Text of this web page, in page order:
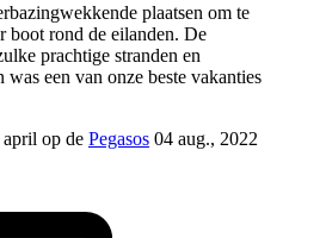
plaatsen om te
boot rond de eilanden. De
prachtige stranden en
was een van onze beste vakanties
op de Pegasos 04 aug., 2022